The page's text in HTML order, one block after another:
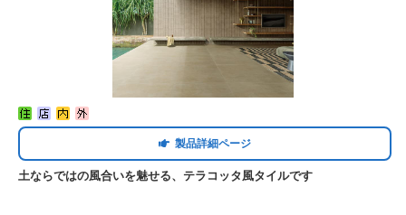
製品詳細ページ
土ならではの風合いを魅せる、テラコッタ風タイルです